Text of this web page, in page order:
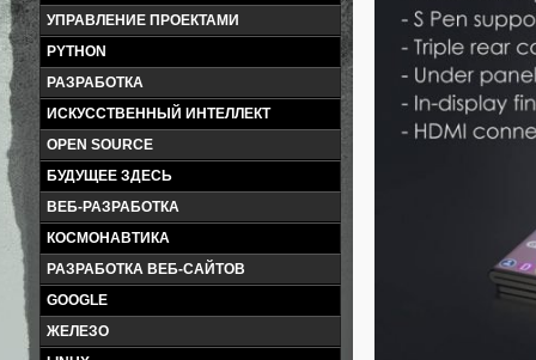
УПРАВЛЕНИЕ ПРОЕКТАМИ
PYTHON
РАЗРАБОТКА
ИСКУССТВЕННЫЙ ИНТЕЛЛЕКТ
OPEN SOURCE
БУДУЩЕЕ ЗДЕСЬ
ВЕБ-РАЗРАБОТКА
КОСМОНАВТИКА
РАЗРАБОТКА ВЕБ-САЙТОВ
GOOGLE
ЖЕЛЕЗО